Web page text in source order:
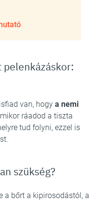
pelenkázáskor:
van, hogy a nemi
ráadod a tiszta
tud folyni, ezzel is
szükség?
a bőrt a kipirosodástól, a